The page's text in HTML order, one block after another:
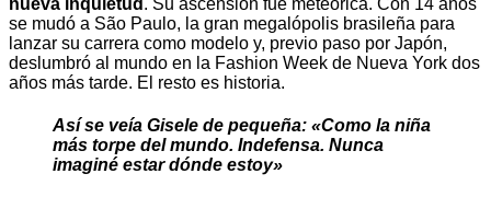
nueva inquietud . Su ascensión fue meteórica. Con 14 años
se mudó a São Paulo, la gran megalópolis brasileña para
lanzar su carrera como modelo y, previo paso por Japón,
deslumbró al mundo en la Fashion Week de Nueva York dos
años más tarde. El resto es historia.
Así se veía Gisele de pequeña: «Como la niña
más torpe del mundo. Indefensa. Nunca
imaginé estar dónde estoy»